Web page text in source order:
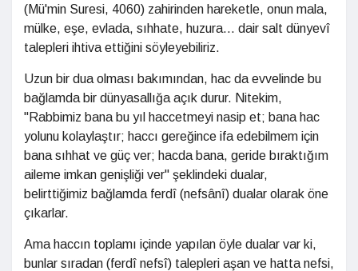
(Mü'min Suresi, 4060) zahirinden hareketle, onun mala,
mülke, eşe, evlada, sıhhate, huzura... dair salt dünyevî
talepleri ihtiva ettiğini söyleyebiliriz.
Uzun bir dua olması bakımından, hac da evvelinde bu
bağlamda bir dünyasallığa açık durur. Nitekim,
"Rabbimiz bana bu yıl haccetmeyi nasip et; bana hac
yolunu kolaylaştır; haccı gereğince ifa edebilmem için
bana sıhhat ve güç ver; hacda bana, geride bıraktığım
aileme imkan genişliği ver" şeklindeki dualar,
belirttiğimiz bağlamda ferdî (nefsânî) dualar olarak öne
çıkarlar.
Ama haccın toplamı içinde yapılan öyle dualar var ki,
bunlar sıradan (ferdî nefsî) talepleri aşan ve hatta nefsi,